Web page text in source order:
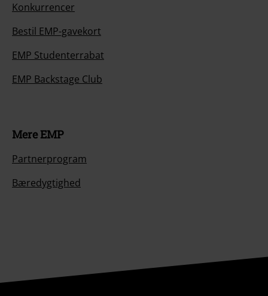
Konkurrencer
Bestil EMP-gavekort
EMP Studenterrabat
EMP Backstage Club
Mere EMP
Partnerprogram
Bæredygtighed